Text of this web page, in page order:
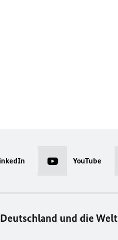
YouTube
Deutschland und die Welt